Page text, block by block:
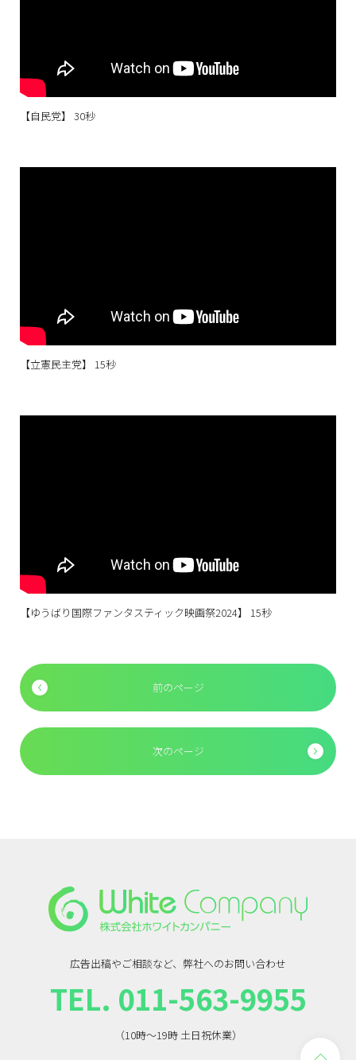
【自民党】 30秒
【立憲民主党】 15秒
【ゆうばり国際ファンタスティック映画祭2024】 15秒
前のページ
次のページ
広告出稿やご相談など、弊社へのお問い合わせ
TEL. 011-563-9955
（10時〜19時 土日祝休業）